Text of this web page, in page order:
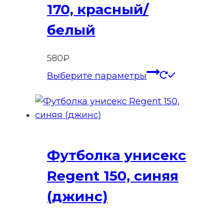
170, красный/
белый
580₽
Выберите параметры
Этот
имеет
можно
на
Футболка унисекс
Regent 150, синяя
(джинс)